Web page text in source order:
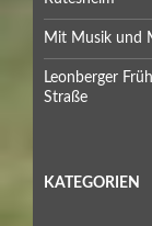
Mit Musik und
Leonberger
Straße
KATEGORIEN